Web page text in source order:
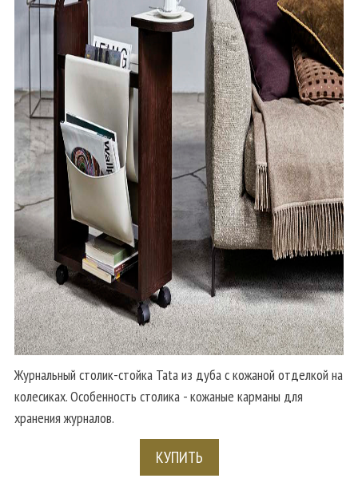
Журнальный столик-стойка Tata из дуба с кожаной отделкой на
колесиках. Особенность столика - кожаные карманы для
хранения журналов.
КУПИТЬ